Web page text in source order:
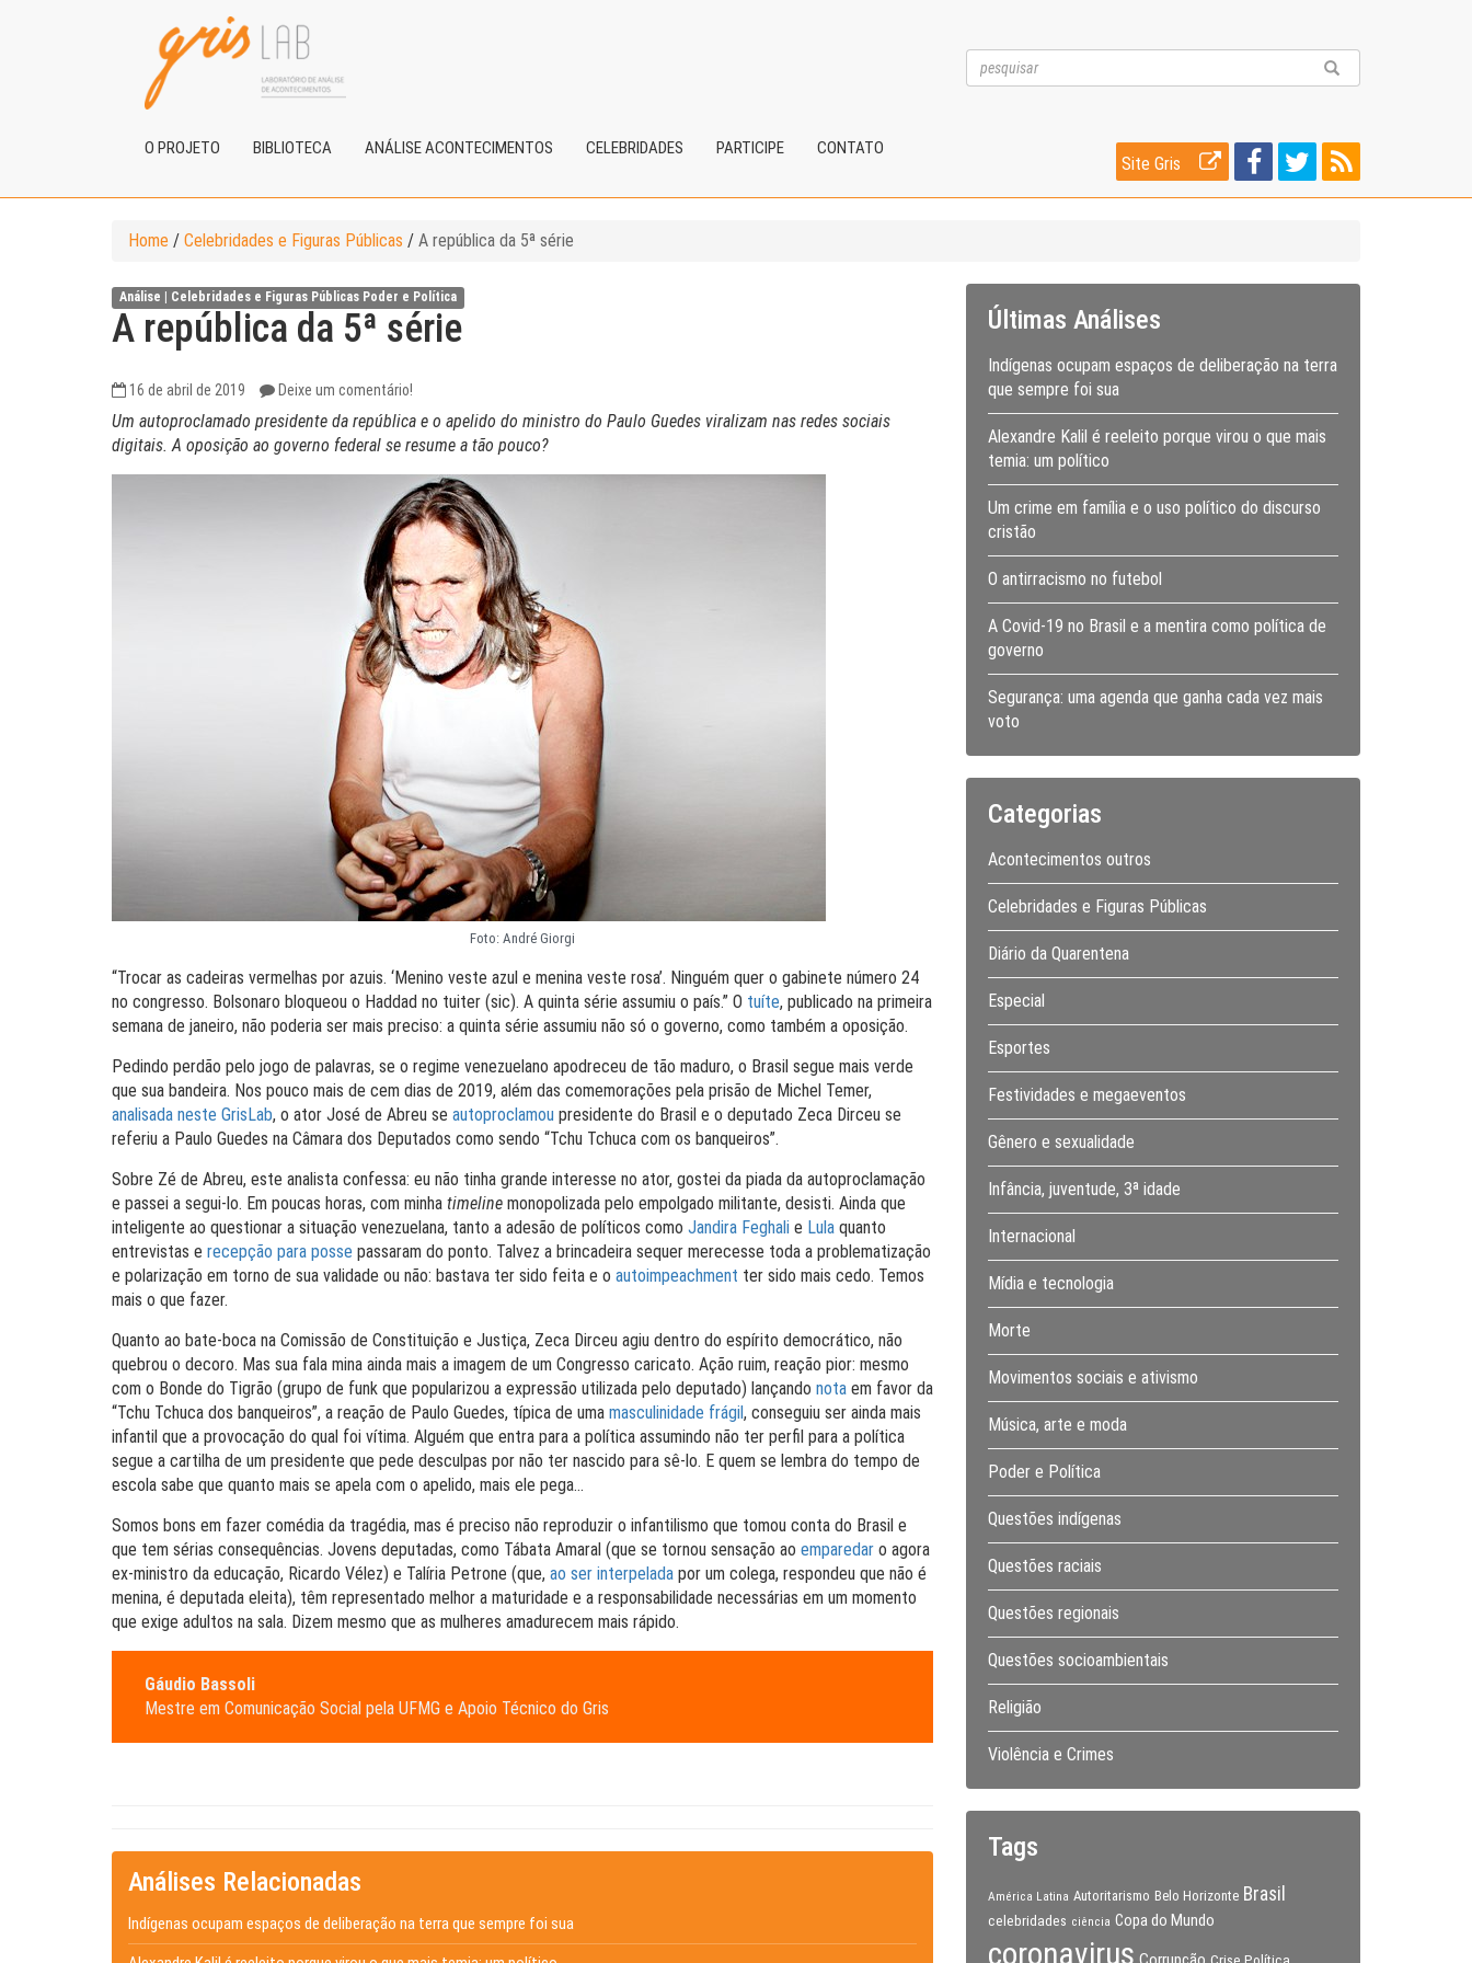
O PROJETO BIBLIOTECA ANÁLISE ACONTECIMENTOS CELEBRIDADES PARTICIPE CONTATO
Site Gris
Home / Celebridades e Figuras Públicas / A república da 5ª série
Análise | Celebridades e Figuras Públicas Poder e Política
A república da 5ª série
16 de abril de 2019 Deixe um comentário!
Um autoproclamado presidente da república e o apelido do ministro do Paulo Guedes viralizam nas redes sociais
digitais. A oposição ao governo federal se resume a tão pouco?
Foto: André Giorgi
“Trocar as cadeiras vermelhas por azuis. ‘Menino veste azul e menina veste rosa’. Ninguém quer o gabinete número 24
no congresso. Bolsonaro bloqueou o Haddad no tuiter (sic). A quinta série assumiu o país.” O tuíte, publicado na primeira
semana de janeiro, não poderia ser mais preciso: a quinta série assumiu não só o governo, como também a oposição.
Pedindo perdão pelo jogo de palavras, se o regime venezuelano apodreceu de tão maduro, o Brasil segue mais verde
que sua bandeira. Nos pouco mais de cem dias de 2019, além das comemorações pela prisão de Michel Temer,
analisada neste GrisLab, o ator José de Abreu se autoproclamou presidente do Brasil e o deputado Zeca Dirceu se
referiu a Paulo Guedes na Câmara dos Deputados como sendo “Tchu Tchuca com os banqueiros”.
Sobre Zé de Abreu, este analista confessa: eu não tinha grande interesse no ator, gostei da piada da autoproclamação
e passei a segui-lo. Em poucas horas, com minha timeline monopolizada pelo empolgado militante, desisti. Ainda que
inteligente ao questionar a situação venezuelana, tanto a adesão de políticos como Jandira Feghali e Lula quanto
entrevistas e recepção para posse passaram do ponto. Talvez a brincadeira sequer merecesse toda a problematização
e polarização em torno de sua validade ou não: bastava ter sido feita e o autoimpeachment ter sido mais cedo. Temos
mais o que fazer.
Quanto ao bate-boca na Comissão de Constituição e Justiça, Zeca Dirceu agiu dentro do espírito democrático, não
quebrou o decoro. Mas sua fala mina ainda mais a imagem de um Congresso caricato. Ação ruim, reação pior: mesmo
com o Bonde do Tigrão (grupo de funk que popularizou a expressão utilizada pelo deputado) lançando nota em favor da
“Tchu Tchuca dos banqueiros”, a reação de Paulo Guedes, típica de uma masculinidade frágil, conseguiu ser ainda mais
infantil que a provocação do qual foi vítima. Alguém que entra para a política assumindo não ter perfil para a política
segue a cartilha de um presidente que pede desculpas por não ter nascido para sê-lo. E quem se lembra do tempo de
escola sabe que quanto mais se apela com o apelido, mais ele pega…
Somos bons em fazer comédia da tragédia, mas é preciso não reproduzir o infantilismo que tomou conta do Brasil e
que tem sérias consequências. Jovens deputadas, como Tábata Amaral (que se tornou sensação ao emparedar o agora
ex-ministro da educação, Ricardo Vélez) e Talíria Petrone (que, ao ser interpelada por um colega, respondeu que não é
menina, é deputada eleita), têm representado melhor a maturidade e a responsabilidade necessárias em um momento
que exige adultos na sala. Dizem mesmo que as mulheres amadurecem mais rápido.
Gáudio Bassoli
Mestre em Comunicação Social pela UFMG e Apoio Técnico do Gris
Análises Relacionadas
Indígenas ocupam espaços de deliberação na terra que sempre foi sua
Últimas Análises
Indígenas ocupam espaços de deliberação na terra
que sempre foi sua
Alexandre Kalil é reeleito porque virou o que mais
temia: um político
Um crime em família e o uso político do discurso
cristão
O antirracismo no futebol
A Covid-19 no Brasil e a mentira como política de
governo
Segurança: uma agenda que ganha cada vez mais
voto
Categorias
Acontecimentos outros
Celebridades e Figuras Públicas
Diário da Quarentena
Especial
Esportes
Festividades e megaeventos
Gênero e sexualidade
Infância, juventude, 3ª idade
Internacional
Mídia e tecnologia
Morte
Movimentos sociais e ativismo
Música, arte e moda
Poder e Política
Questões indígenas
Questões raciais
Questões regionais
Questões socioambientais
Religião
Violência e Crimes
Tags
América Latina Autoritarismo Belo Horizonte Brasil
celebridades ciência Copa do Mundo
coronavirus